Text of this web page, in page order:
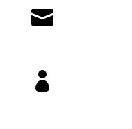

